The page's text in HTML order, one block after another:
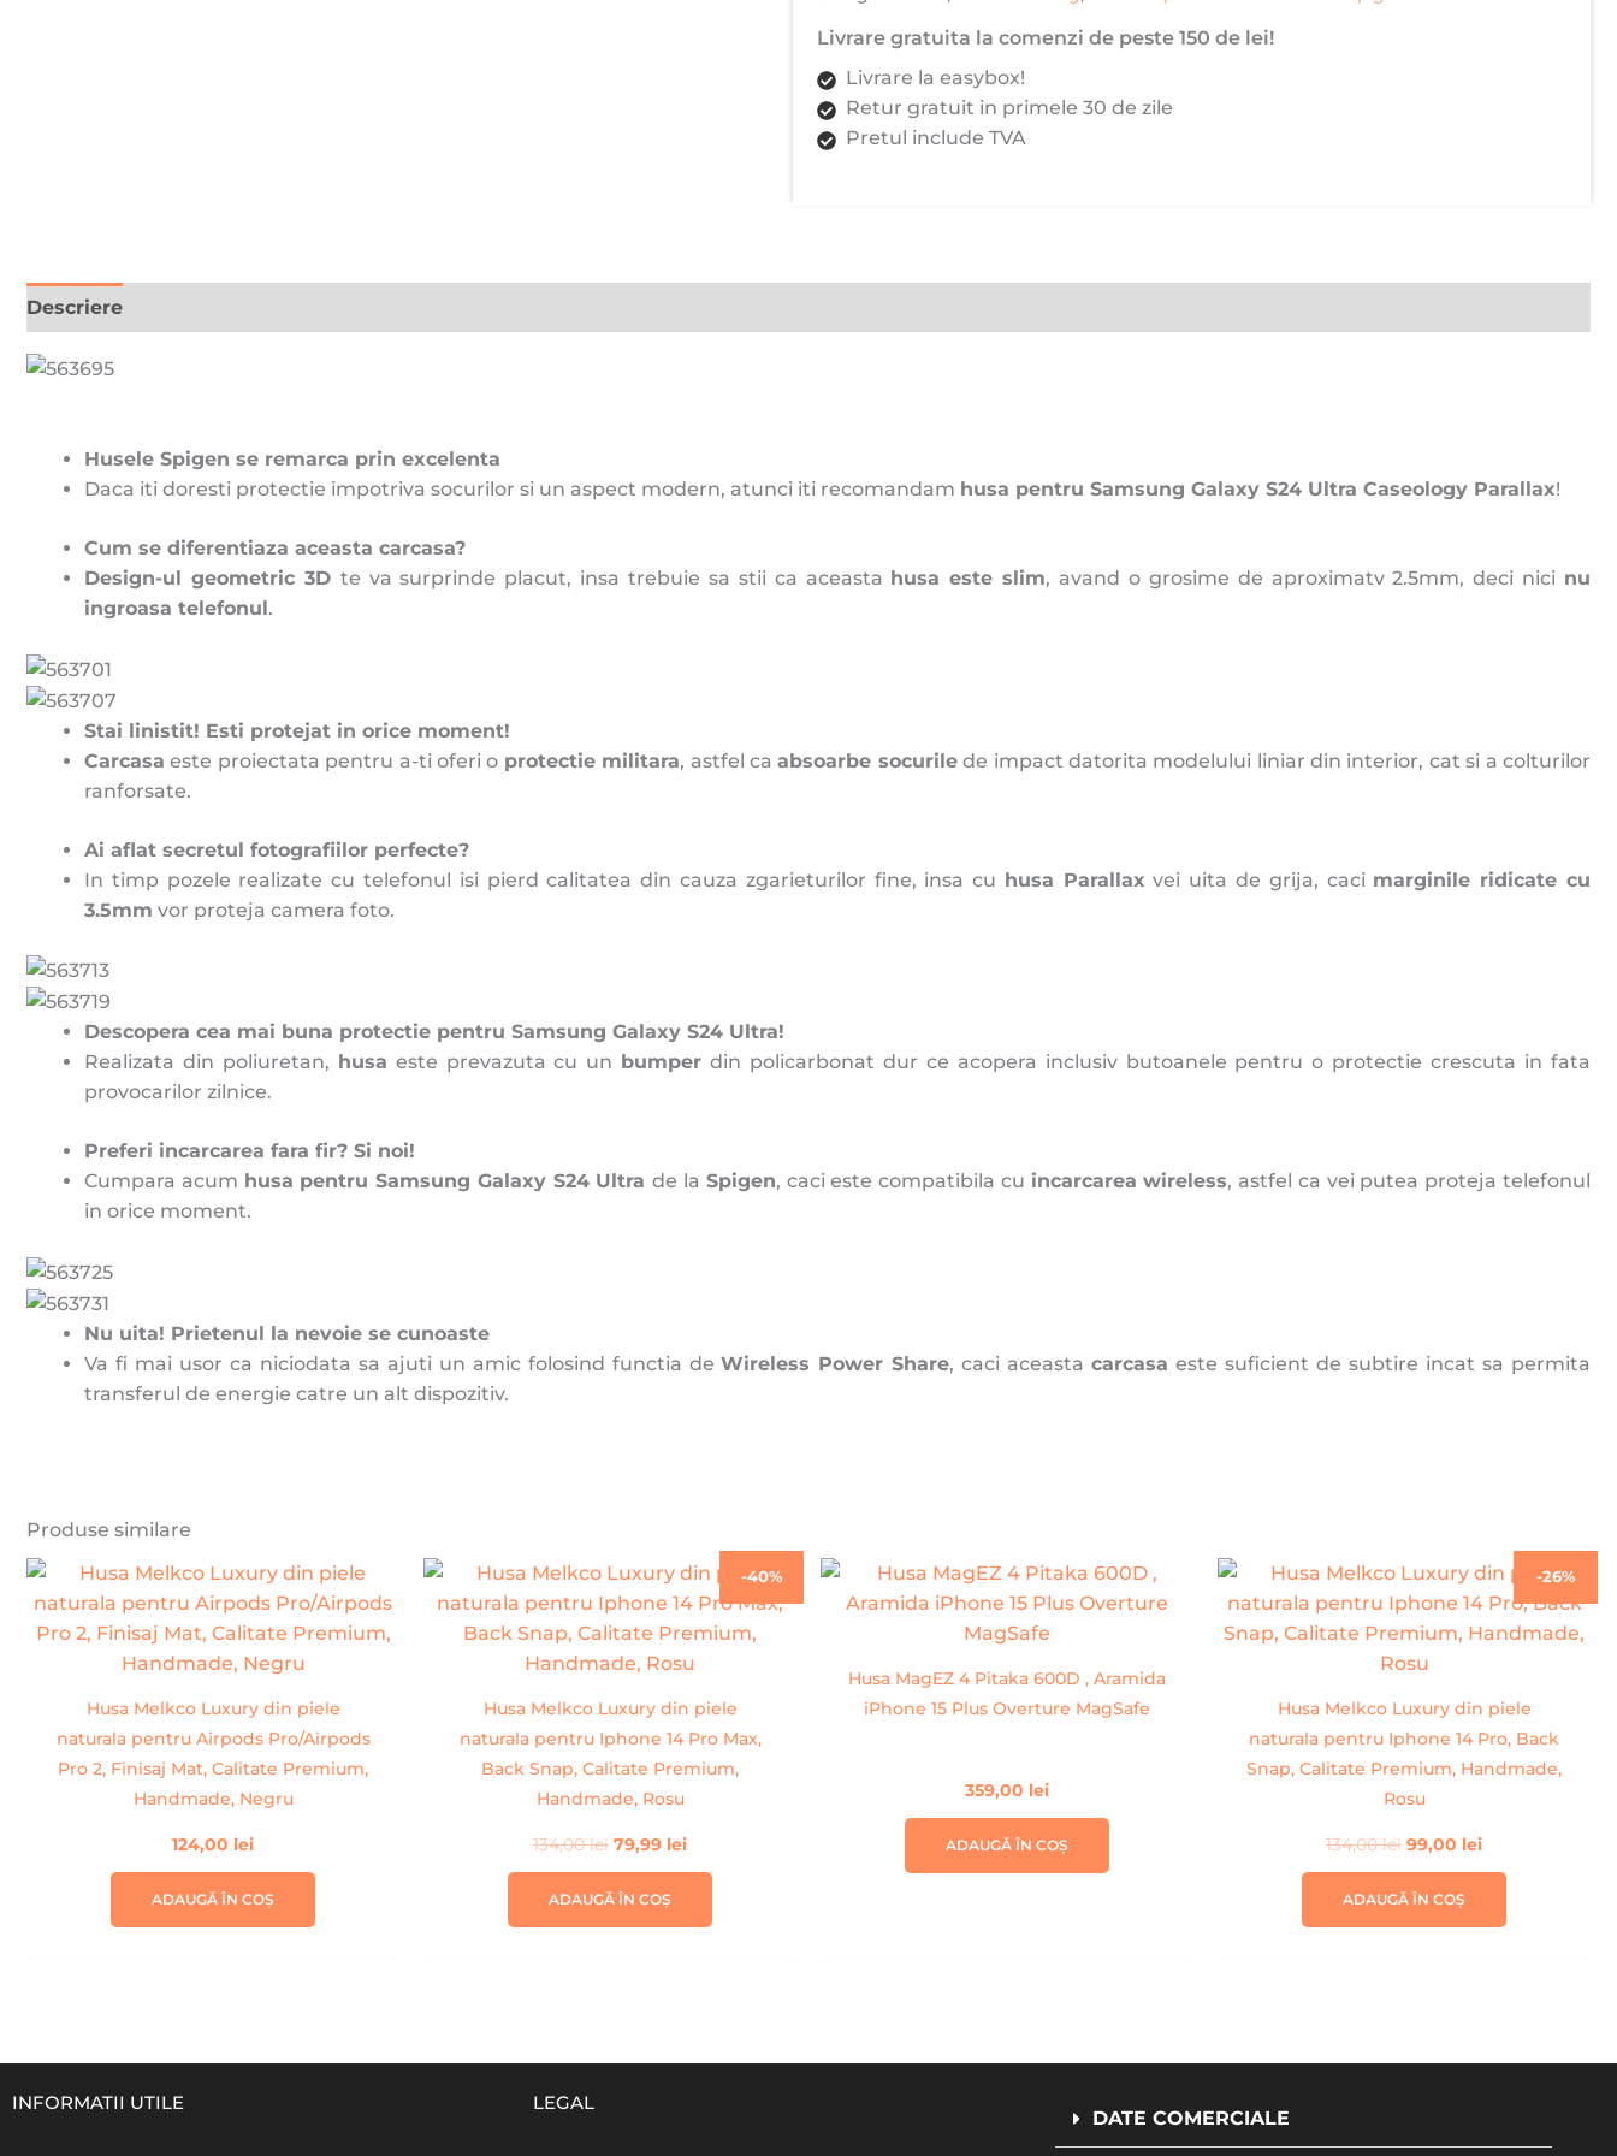
Livrare gratuita la comenzi de peste 150 de lei!
Livrare la easybox!
Retur gratuit in primele 30 de zile
Pretul include TVA
Descriere
Husele Spigen se remarca prin excelenta
Daca iti doresti protectie impotriva socurilor si un aspect modern, atunci iti recomandam husa pentru Samsung Galaxy S24 Ultra Caseology Parallax!
Cum se diferentiaza aceasta carcasa?
Design-ul geometric 3D te va surprinde placut, insa trebuie sa stii ca aceasta husa este slim, avand o grosime de aproximatv 2.5mm, deci nici nu
ingroasa telefonul .
Stai linistit! Esti protejat in orice moment!
Carcasa este proiectata pentru a-ti oferi o protectie militara, astfel caabsoarbe socurilede impact datorita modelului liniar din interior, cat si a colturilor
ranforsate.
Ai aflat secretul fotografiilor perfecte?
In timp pozele realizate cu telefonul isi pierd calitatea din cauza zgarieturilor fine, insa cu husa Parallax vei uita de grija, caci marginile ridicate cu
3.5mm vor proteja camera foto.
Descopera cea mai buna protectie pentru Samsung Galaxy S24 Ultra!
Realizata din poliuretan, husa este prevazuta cu un bumper din policarbonat dur ce acopera inclusiv butoanele pentru o protectie crescuta in fata
provocarilor zilnice.
Preferi incarcarea fara fir? Si noi!
Cumpara acum husa pentru Samsung Galaxy S24 Ultrade la Spigen, caci este compatibila cu incarcarea wireless, astfel ca vei putea proteja telefonul
in orice moment.
Nu uita! Prietenul la nevoie se cunoaste
Va fi mai usor ca niciodata sa ajuti un amic folosind functia deWireless Power Share, caci aceastacarcasa este suficient de subtire incat sa permita
transferul de energie catre un alt dispozitiv.
Produse similare
Husa Melkco Luxury din piele
naturala pentru Airpods Pro/Airpods
Pro 2, Finisaj Mat, Calitate Premium,
Handmade, Negru
124,00 lei
ADAUGĂ ÎN COȘ
-40%
Husa Melkco Luxury din piele
naturala pentru Iphone 14 Pro Max,
Back Snap, Calitate Premium,
Handmade, Rosu
134,00lei
Prețul
a
fost:
134,00 lei.
79,99 lei
Prețul
curent
este:
79,99 lei.
ADAUGĂ ÎN COȘ
Husa MagEZ 4 Pitaka 600D , Aramida
iPhone 15 Plus Overture MagSafe
359,00 lei
ADAUGĂ ÎN COȘ
-26%
Husa Melkco Luxury din piele
naturala pentru Iphone 14 Pro, Back
Snap, Calitate Premium, Handmade,
Rosu
134,00lei
Prețul
a
fost:
134,00 lei.
99,00 lei
Prețul
curent
este:
99,00 lei.
ADAUGĂ ÎN COȘ
INFORMATII UTILE LEGAL
DATE COMERCIALE